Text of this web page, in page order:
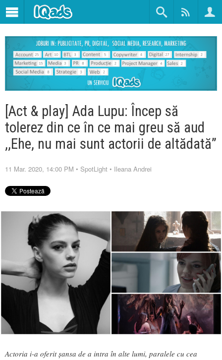
[Act & play] Ada Lupu: Încep să
tolerez din ce în ce mai greu să aud
,,Ehe, nu mai sunt actorii de altădată”
11 Mar. 2020, 14:00 PM • SpotLight • Ileana Andrei
Actoria i-a oferit șansa de a intra în alte lumi, paralele cu cea